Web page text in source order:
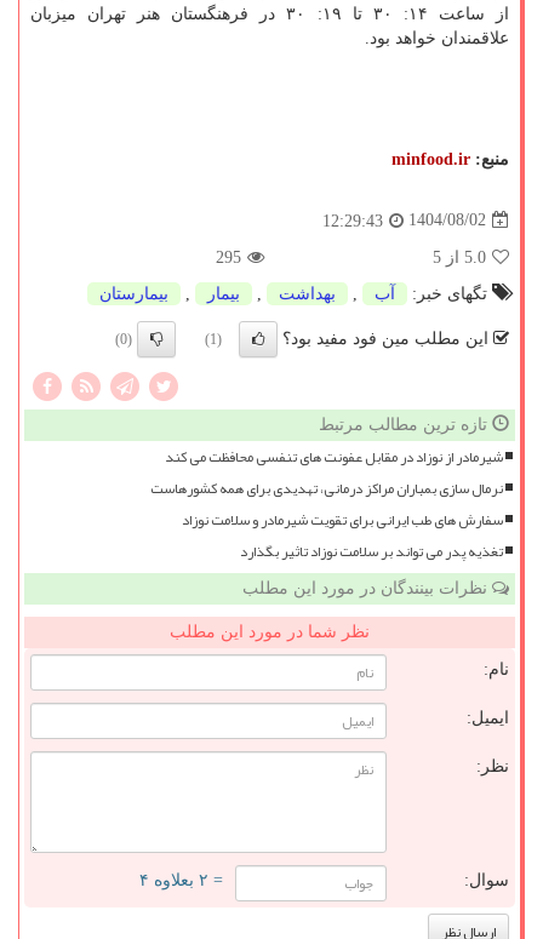
از ساعت ۱۴: ۳۰ تا ۱۹: ۳۰ در فرهنگستان هنر تهران میزبان
علاقمندان خواهد بود.
منبع: minfood.ir
1404/08/02
12:29:43
5.0 از 5
295
تگهای خبر:
آب بهداشت بیمار بیمارستان
این مطلب مین فود مفید بود؟ (1)
(0)
تازه ترین مطالب مرتبط
شیرمادر از نوزاد در مقابل عفونت های تنفسی محافظت می کند
نرمال سازی بمباران مراکز درمانی، تهدیدی برای همه کشورهاست
سفارش های طب ایرانی برای تقویت شیرمادر و سلامت نوزاد
تغذیه پدر می تواند بر سلامت نوزاد تاثیر بگذارد
نظرات بینندگان در مورد این مطلب
نظر شما در مورد این مطلب
نام:
ایمیل:
نظر:
سوال: = ۲ بعلاوه ۴